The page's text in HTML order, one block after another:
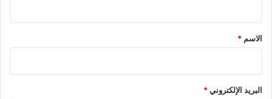
*
الاسم *
البريد الإلكتروني*